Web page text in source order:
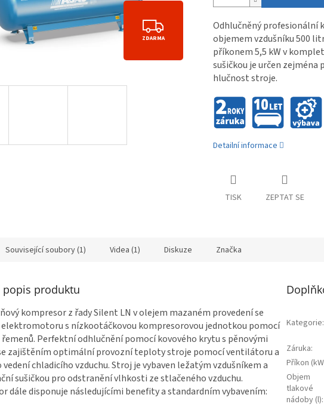
Z
D
A
ZDARMA
Odhlučněný profesionální
objemem vzdušníku 500
příkonem 5,5 kW v
sušičkou je určen zejména
hlučnost stroje.
Detailní informace
TISK ZEPTAT SE
Související soubory (1) Videa (1) Diskuze Značka
popis produktu
kompresor z řady Silent LN v olejem mazaném provedení se
s nízkootáčkovou kompresorovou jednotkou pomocí
Perfektní odhlučnění pomocí kovového krytu s pěnovými
zajištěním optimální provozní teploty stroje pomocí ventilátoru a
vedení chladicího vzduchu. Stroj je vybaven ležatým vzdušníkem a
sušičkou pro odstranění vlhkosti ze stlačeného vzduchu.
dále disponuje následujícími benefity a standardním vybavením:
Kategorie:
Záruka:
Příkon
Objem
tlakové
nádoby (l):